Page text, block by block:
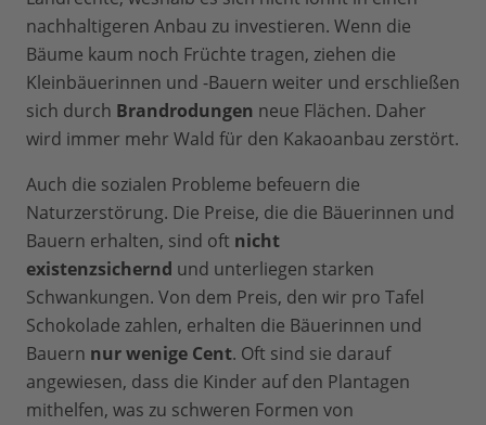
nachhaltigeren Anbau zu investieren. Wenn die
Bäume kaum noch Früchte tragen, ziehen die
Kleinbäuerinnen und -Bauern weiter und erschließen
sich durch Brandrodungen neue Flächen. Daher
wird immer mehr Wald für den Kakaoanbau zerstört.
Auch die sozialen Probleme befeuern die
Naturzerstörung. Die Preise, die die Bäuerinnen und
Bauern erhalten, sind oft nicht
existenzsichernd und unterliegen starken
Schwankungen. Von dem Preis, den wir pro Tafel
Schokolade zahlen, erhalten die Bäuerinnen und
Bauern nur wenige Cent. Oft sind sie darauf
angewiesen, dass die Kinder auf den Plantagen
mithelfen, was zu schweren Formen von